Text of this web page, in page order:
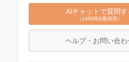
AIチャットで質問す
（24時間自動回答）
ヘルプ・お問い合わ